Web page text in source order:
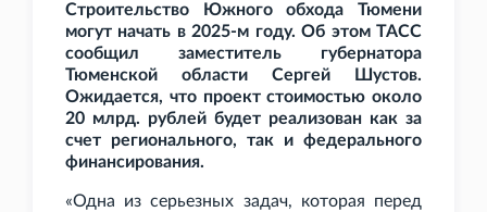
Строительство Южного обхода Тюмени
могут начать в 2025-м году. Об этом ТАСС
сообщил заместитель губернатора
Тюменской области Сергей Шустов.
Ожидается, что проект стоимостью около
20 млрд. рублей будет реализован как за
счет регионального, так и федерального
финансирования.
«Одна из серьезных задач, которая перед